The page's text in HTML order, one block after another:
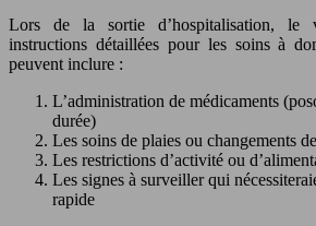
Lors de la sortie d’hospitalisation, le
instructions détaillées pour les soins à
peuvent inclure :
L’administration de médicaments
durée)
Les soins de plaies ou changements
Les restrictions d’activité ou
Les signes à surveiller qui
rapide